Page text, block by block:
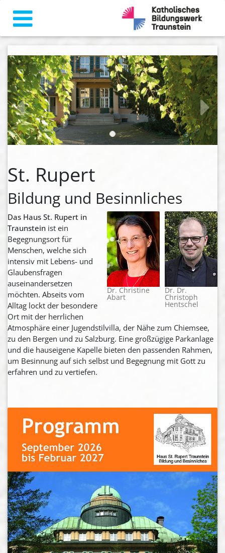
zurück weiter
St. Rupert
Bildung und Besinnliches
Dr. Christine
Abart
Dr. Dr.
Christoph
Hentschel
Das Haus St. Rupert in
Traunstein ist ein
Begegnungsort für
Menschen, welche sich
intensiv mit Lebens- und
Glaubensfragen
auseinandersetzen
möchten. Abseits vom
Alltag lockt der besondere
Ort mit der herrlichen
Atmosphäre einer Jugendstilvilla, der Nähe zum Chiemsee,
zu den Bergen und zu Salzburg. Eine großzügige Parkanlage
und die hauseigene Kapelle bieten den passenden Rahmen,
um Besinnung auf sich selbst und Begegnung mit Gott zu
erfahren und zu vertiefen.